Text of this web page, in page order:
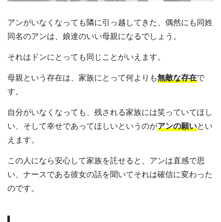
アンがいなくなっても隣に引っ越してきた、偶然にも同姓
同名のアンは、娘達のいい母親になるでしょう。
それはドンにとっても同じことがいえます。
母親という存在は、家族にとって何よりも無敵な存在で
す。
自分がいなくなっても、残される家族には笑っていてほし
い、そして幸せであってほしいというのがアンの願いとい
えます。
この人になら安心して家族を託せると、アンは直感で思
い、ナースである彼女の話を聞いてそれは確信に変わった
のです。